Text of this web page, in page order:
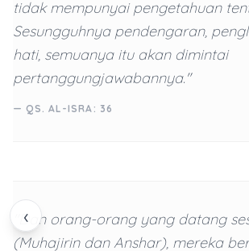
‹
tidak mempunyai pengetahuan
Sesungguhnya pendengaran,
hati, semuanya itu akan dimintai
pertanggungjawabannya."
— QS. AL-ISRA: 36
"Dan orang-orang yang datang
(Muhajirin dan Anshar), mereka